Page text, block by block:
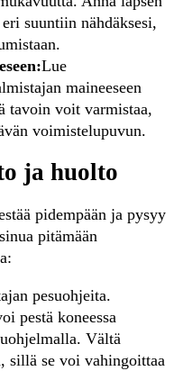
suuntiin nähdäksesi,
Lue
maineeseen
tavoin voit varmistaa,
voimistelupuvun.
ja huolto
pidempään ja pysyy
pitämään
pesuohjeita.
pestä koneessa
Vältä
sillä se voi vahingoittaa